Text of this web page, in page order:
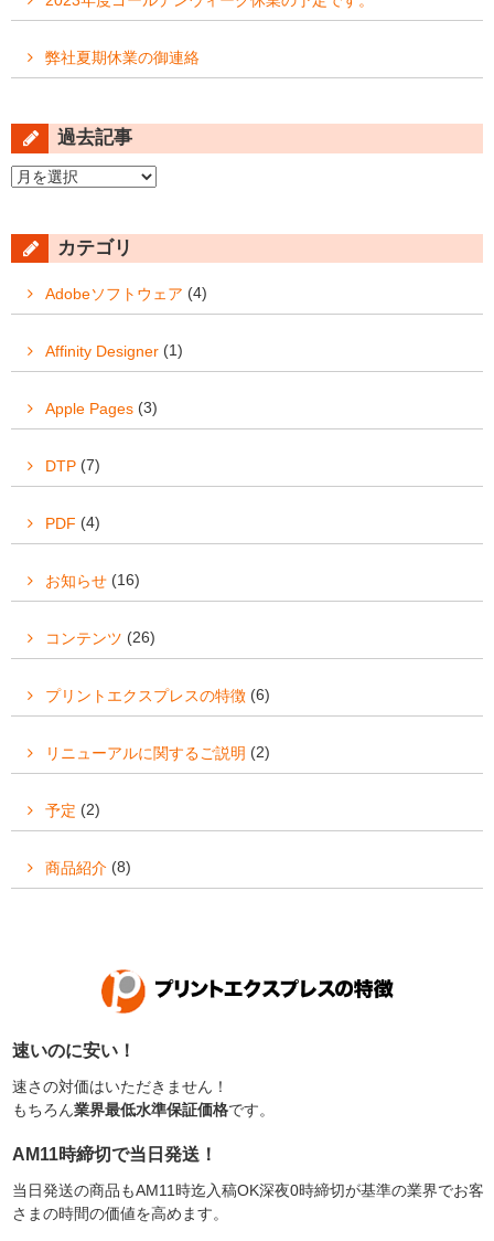
弊社夏期休業の御連絡
過去記事
過
事
カテゴリ
Adobeソフトウェア (4)
Affinity Designer(1)
Apple Pages(3)
DTP(7)
PDF (4)
お知らせ(16)
コンテンツ (26)
プリントエクスプレスの特徴(6)
リニューアルに関するご説明 (2)
予定 (2)
商品紹介(8)
速いのに安い！
速さの対価はいただきません！
もちろん業界最低水準保証価格です。
AM11時締切で当日発送！
当日発送の商品もAM11時迄入稿OK深夜0時締切が基準の業界でお客
さまの時間の価値を高めます。